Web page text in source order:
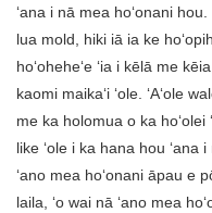
ʻana i nā mea hoʻonani
lua mold, hiki iā ia ke
hoʻoheheʻe ʻia i kēlā me
kaomi maikaʻi ʻole. ʻAʻole
me ka holomua o ka hoʻolei
like ʻole i ka hana hou ʻana i
ʻano mea hoʻonani āpau e
laila, ʻo wai nā ʻano mea